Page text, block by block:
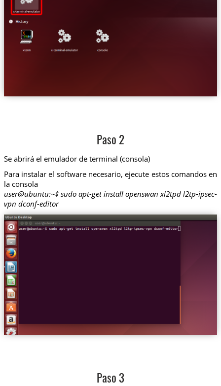
Paso 2
Se abrirá el emulador de terminal (consola)
Para instalar el software necesario, ejecute estos comandos en
la consola
user@ubuntu:~$ sudo apt-get install openswan xl2tpd l2tp-ipsec-
vpn dconf-editor
Paso 3